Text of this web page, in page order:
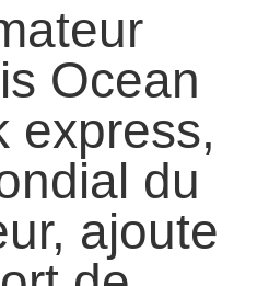
Ocean
express,
du
ajoute